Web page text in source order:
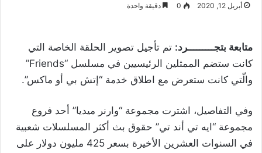
أبريل 12, 2020 0 دقيقة واحدة
متابعة بتجـــــــــرد: تم تأجيل تصوير الحلقة الخاصة التي
كانت ستضم الممثلين الرئيسيين في مسلسل “Friends”
والّتي كانت ستعرض مع اطلاق خدمة “إتش بي أو ماكس”.
وفي التفاصيل، اشترت مجموعة “وارنر ميديا” أحد فروع
مجموعة “ايه تي أند تي” حقوق بث أكثر المسلسلات شعبية
في السنوات العشرين الأخيرة بسعر 425 مليون دولار على